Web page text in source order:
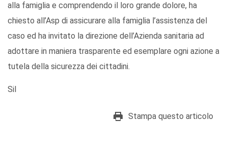
alla famiglia e comprendendo il loro grande dolore, ha
chiesto all’Asp di assicurare alla famiglia l’assistenza del
caso ed ha invitato la direzione dell’Azienda sanitaria ad
adottare in maniera trasparente ed esemplare ogni azione a
tutela della sicurezza dei cittadini.
Sil
Stampa questo articolo